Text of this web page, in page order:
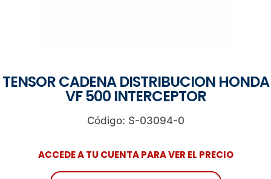
TENSOR CADENA DISTRIBUCION HONDA
VF 500 INTERCEPTOR
Código: S-03094-0
ACCEDE A TU CUENTA PARA VER EL PRECIO